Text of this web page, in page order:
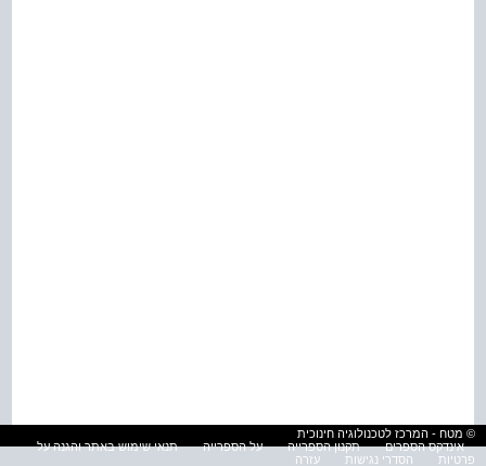
© מטח - המרכז לטכנולוגיה חינוכית
אינדקס הספרים
תקנון הספרייה על הספרייה
תנאי שימוש באתר והגנה על
פרטיות
הסדרי נגישות עזרה